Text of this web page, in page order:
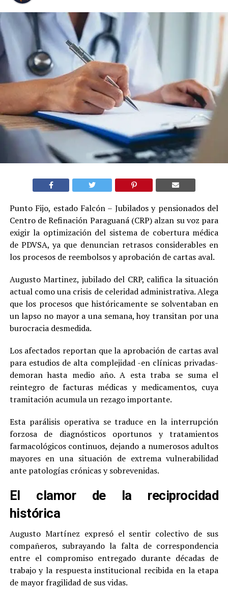
Punto Fijo, estado Falcón – Jubilados y pensionados del
Centro de Refinación Paraguaná (CRP) alzan su voz para
exigir la optimización del sistema de cobertura médica
de PDVSA, ya que denuncian retrasos considerables en
los procesos de reembolsos y aprobación de cartas aval.
Augusto Martinez, jubilado del CRP, califica la situación
actual como una crisis de celeridad administrativa. Alega
que los procesos que históricamente se solventaban en
un lapso no mayor a una semana, hoy transitan por una
burocracia desmedida.
Los afectados reportan que la aprobación de cartas aval
para estudios de alta complejidad -en clínicas privadas-
demoran hasta medio año. A esta traba se suma el
reintegro de facturas médicas y medicamentos, cuya
tramitación acumula un rezago importante.
Esta parálisis operativa se traduce en la interrupción
forzosa de diagnósticos oportunos y tratamientos
farmacológicos continuos, dejando a numerosos adultos
mayores en una situación de extrema vulnerabilidad
ante patologías crónicas y sobrevenidas.
El clamor de la reciprocidad
histórica
Augusto Martínez expresó el sentir colectivo de sus
compañeros, subrayando la falta de correspondencia
entre el compromiso entregado durante décadas de
trabajo y la respuesta institucional recibida en la etapa
de mayor fragilidad de sus vidas.